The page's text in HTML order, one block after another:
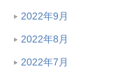
2022年9月
2022年8月
2022年7月